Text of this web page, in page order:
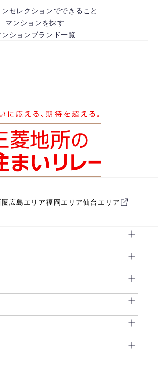
セレクションでできること
マンションを探す
ンションブランド一覧
広島エリア福岡エリア仙台エリア